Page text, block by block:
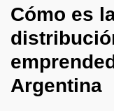
Cómo es
Argentina